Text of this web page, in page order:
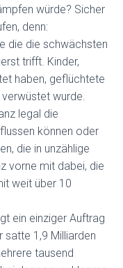
würde? Sicher
denn:
die die schwächsten
trifft. Kinder,
haben, geflüchtete
wurde.
legal die
können oder
die in unzählige
vorne mit dabei, die
weit über 10
ein einziger Auftrag
satte 1,9 Milliarden
tausend